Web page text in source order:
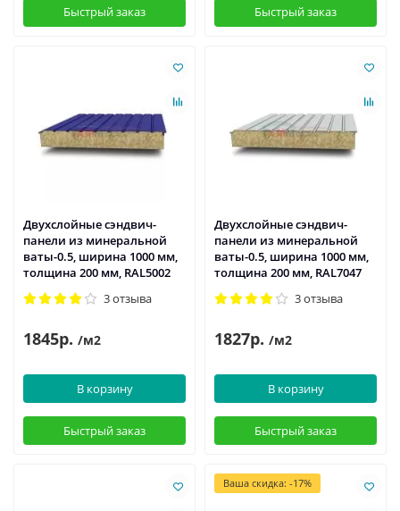
Быстрый заказ Быстрый заказ
Двухслойные сэндвич-
панели из минеральной
ваты-0.5, ширина 1000 мм,
толщина 200 мм, RAL5002
3 отзыва
1845р. /м2
В корзину
Быстрый заказ
Двухслойные сэндвич-
панели из минеральной
ваты-0.5, ширина 1000 мм,
толщина 200 мм, RAL7047
3 отзыва
1827р. /м2
В корзину
Быстрый заказ
Ваша скидка: -17%